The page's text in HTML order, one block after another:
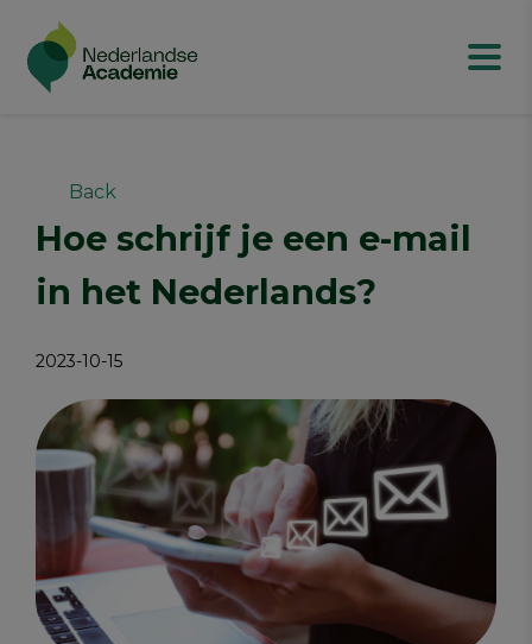
Back
Hoe schrijf je een e-mail
in het Nederlands?
2023-10-15